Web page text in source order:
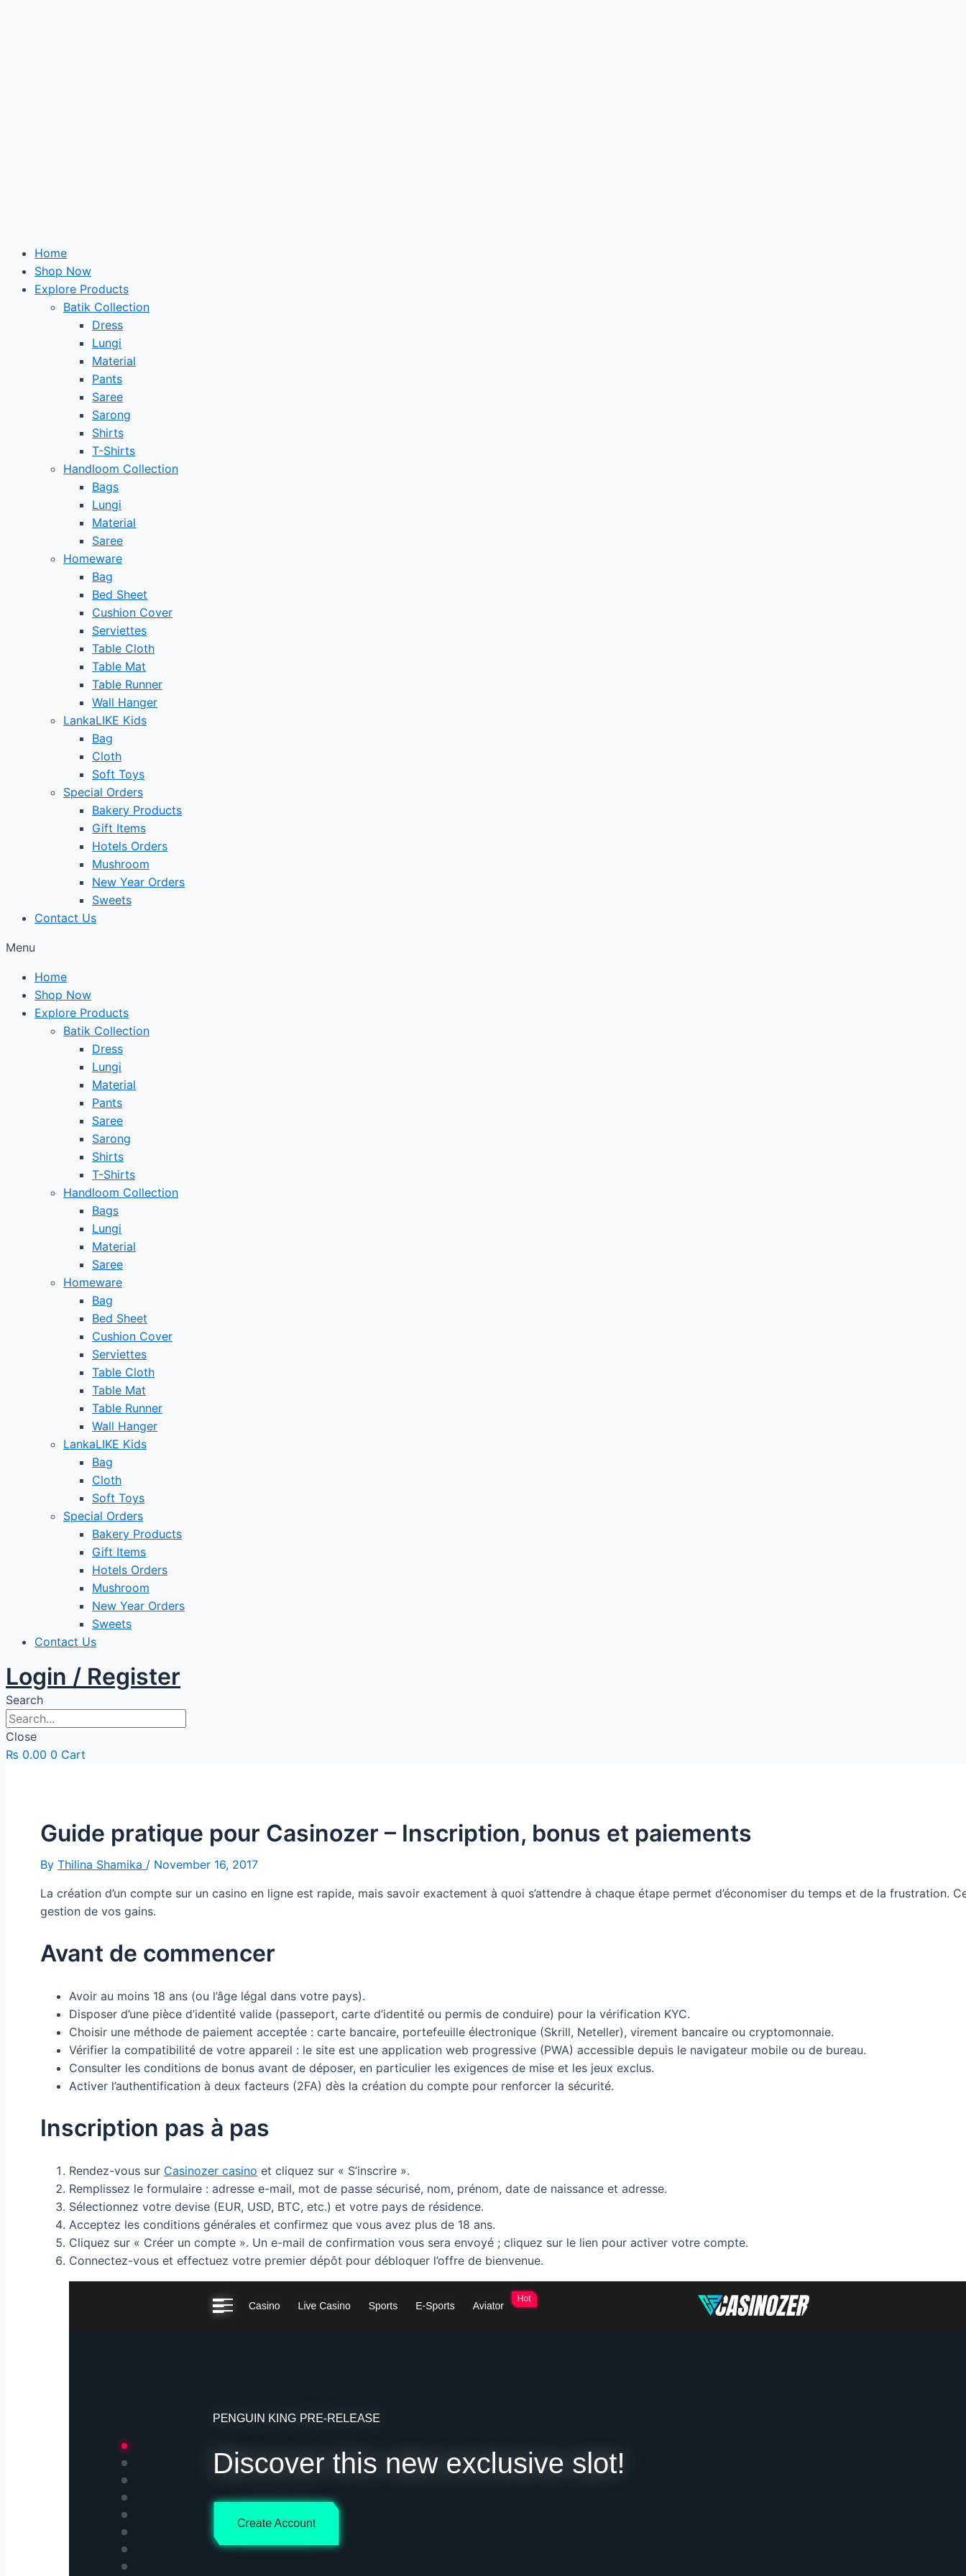
Home
Shop Now
Explore Products
Batik Collection
Dress
Lungi
Material
Pants
Saree
Sarong
Shirts
T-Shirts
Handloom Collection
Bags
Lungi
Material
Saree
Homeware
Bag
Bed Sheet
Cushion Cover
Serviettes
Table Cloth
Table Mat
Table Runner
Wall Hanger
LankaLIKE Kids
Bag
Cloth
Soft Toys
Special Orders
Bakery Products
Gift Items
Hotels Orders
Mushroom
New Year Orders
Sweets
Contact Us
Menu
Home
Shop Now
Explore Products
Batik Collection
Dress
Lungi
Material
Pants
Saree
Sarong
Shirts
T-Shirts
Handloom Collection
Bags
Lungi
Material
Saree
Homeware
Bag
Bed Sheet
Cushion Cover
Serviettes
Table Cloth
Table Mat
Table Runner
Wall Hanger
LankaLIKE Kids
Bag
Cloth
Soft Toys
Special Orders
Bakery Products
Gift Items
Hotels Orders
Mushroom
New Year Orders
Sweets
Contact Us
Login / Register
Search
Close
₨ 0.00 0 Cart
Guide pratique pour Casinozer – Inscription, bonus et paiements
By Thilina Shamika / November 16, 2017
La création d’un compte sur un casino en ligne est rapide, mais savoir exactement à quoi s’attendre à chaque étape permet d’économiser du temps et de la
gestion de vos gains.
Avant de commencer
Avoir au moins 18 ans (ou l’âge légal dans votre pays).
Disposer d’une pièce d’identité valide (passeport, carte d’identité ou permis de conduire) pour la vérification KYC.
Choisir une méthode de paiement acceptée : carte bancaire, portefeuille électronique (Skrill, Neteller), virement bancaire ou cryptomonnaie.
Vérifier la compatibilité de votre appareil : le site est une application web progressive (PWA) accessible depuis le navigateur mobile ou de bureau.
Consulter les conditions de bonus avant de déposer, en particulier les exigences de mise et les jeux exclus.
Activer l’authentification à deux facteurs (2FA) dès la création du compte pour renforcer la sécurité.
Inscription pas à pas
Rendez-vous sur Casinozer casino et cliquez sur « S’inscrire ».
Remplissez le formulaire : adresse e-mail, mot de passe sécurisé, nom, prénom, date de naissance et adresse.
Sélectionnez votre devise (EUR, USD, BTC, etc.) et votre pays de résidence.
Acceptez les conditions générales et confirmez que vous avez plus de 18 ans.
Cliquez sur « Créer un compte ». Un e-mail de confirmation vous sera envoyé ; cliquez sur le lien pour activer votre compte.
Connectez-vous et effectuez votre premier dépôt pour débloquer l’offre de bienvenue.